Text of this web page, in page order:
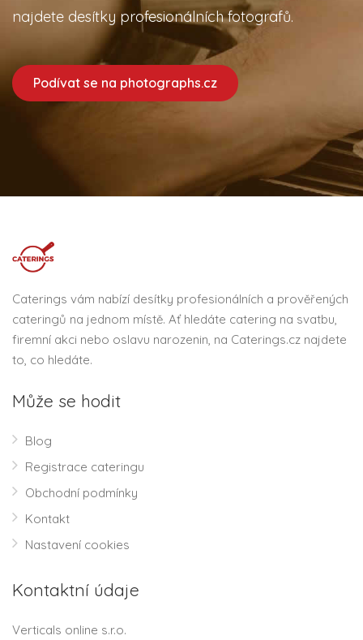
najdete desítky profesionálních fotografů.
Podívat se na photographs.cz
Caterings vám nabízí desítky profesionálních a prověřených
cateringů na jednom místě. Ať hledáte catering na svatbu,
firemní akci nebo oslavu narozenin, na Caterings.cz najdete
to, co hledáte.
Může se hodit
Blog
Registrace cateringu
Obchodní podmínky
Kontakt
Nastavení cookies
Kontaktní údaje
Verticals online s.r.o.